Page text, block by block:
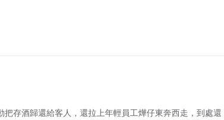
存酒歸還給客人，還拉上年輕員工燁仔東奔西走，到處還